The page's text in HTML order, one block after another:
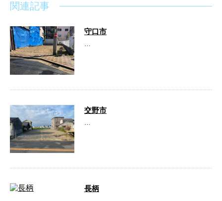
関連記事
守口市
…
交野市
長柄